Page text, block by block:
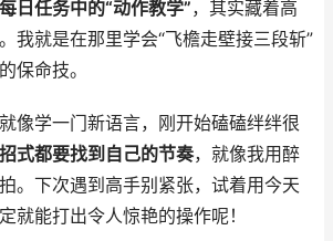
每日任务中的“动作教学”，其实藏着高
我就是在那里学会“飞檐走壁接三段斩”
保命技。
像学一门新语言，刚开始磕磕绊绊很
式都要找到自己的节奏，就像我用醉
。下次遇到高手别紧张，试着用今天
就能打出令人惊艳的操作呢！